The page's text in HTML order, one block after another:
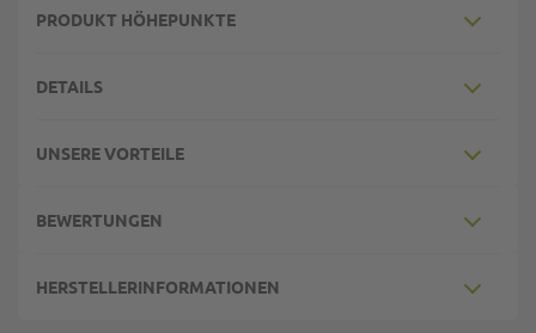
PRODUKT HÖHEPUNKTE
DETAILS
UNSERE VORTEILE
BEWERTUNGEN
HERSTELLERINFORMATIONEN